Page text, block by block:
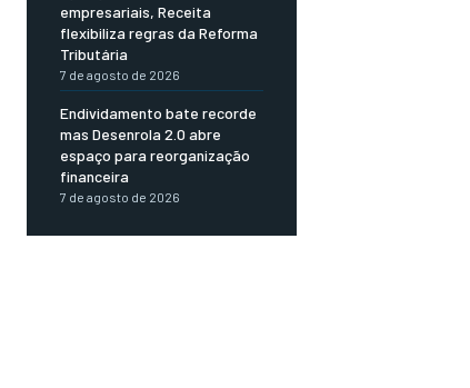
empresariais, Receita
flexibiliza regras da Reforma
Tributária
7 de agosto de 2026
Endividamento bate recorde
mas Desenrola 2.0 abre
espaço para reorganização
financeira
7 de agosto de 2026